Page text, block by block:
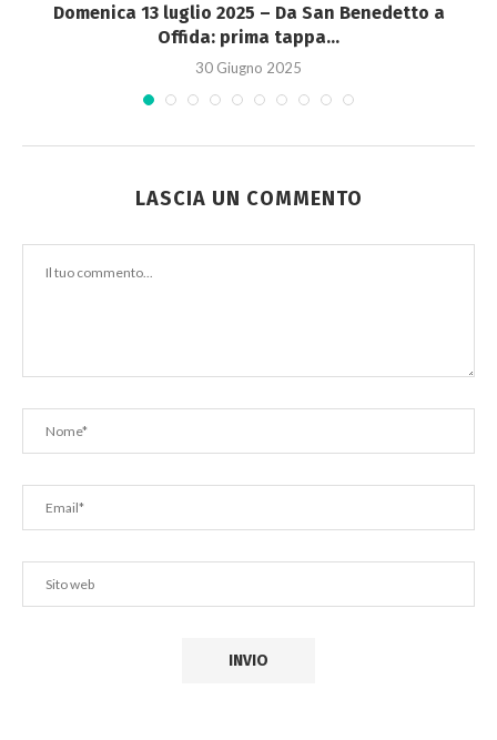
Domenica 13 luglio 2025 – Da San Benedetto a
Offida: prima tappa...
30 Giugno 2025
LASCIA UN COMMENTO